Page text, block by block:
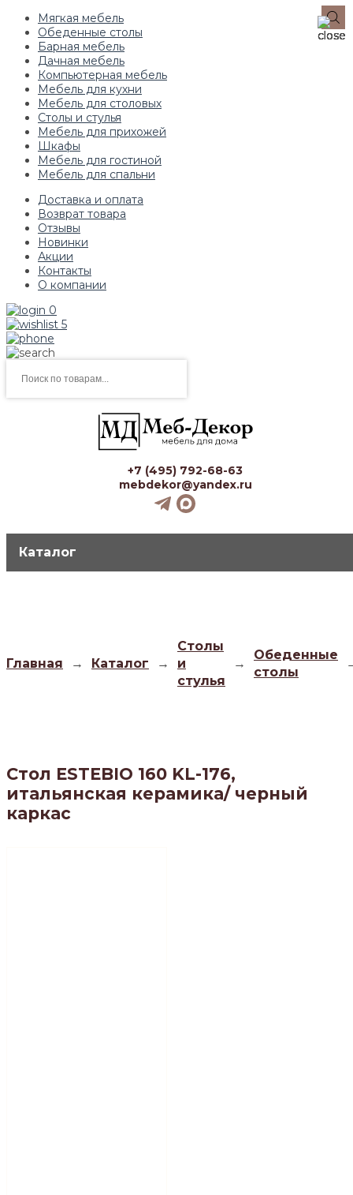
Мягкая мебель
Обеденные столы
Барная мебель
Дачная мебель
Компьютерная мебель
Мебель для кухни
Мебель для столовых
Столы и стулья
Мебель для прихожей
Шкафы
Мебель для гостиной
Мебель для спальни
Доставка и оплата
Возврат товара
Отзывы
Новинки
Акции
Контакты
О компании
0
5
товаров
+7 (495) 792-68-63
mebdekor@yandex.ru
Каталог
Главная → Каталог →
Столы
и
стулья
→
Обеденные
столы
Стол ESTEBIO 160 KL-176,
итальянская керамика/ черный
каркас